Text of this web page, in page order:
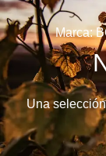
Marca:
Una